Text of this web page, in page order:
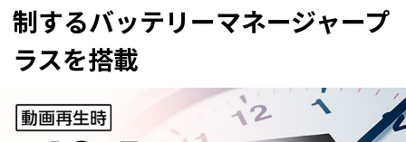
制するバッテリーマネージャープ
ラスを搭載